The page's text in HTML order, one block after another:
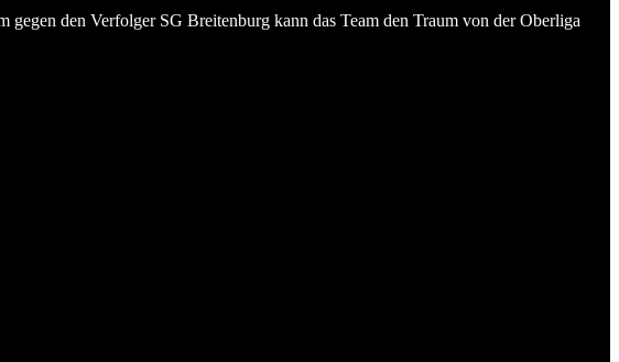
den Verfolger SG Breitenburg kann das Team den Traum von der Oberliga